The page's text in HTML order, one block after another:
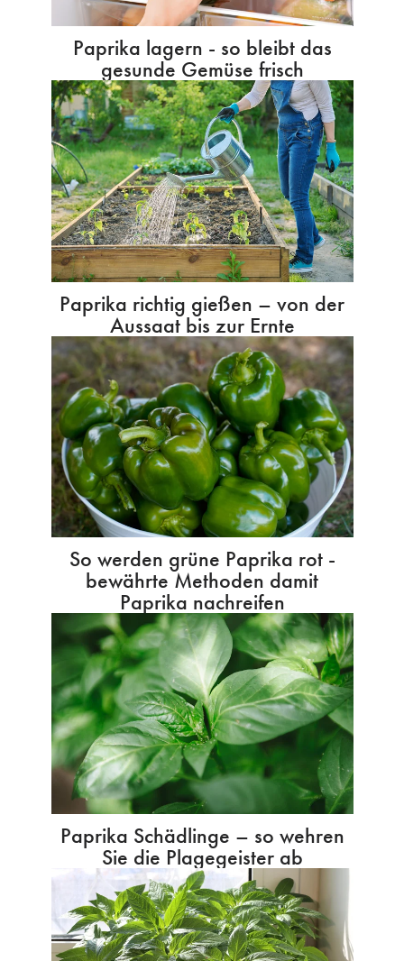
Paprika lagern - so bleibt das
gesunde Gemüse frisch
Paprika richtig gießen – von der
Aussaat bis zur Ernte
So werden grüne Paprika rot -
bewährte Methoden damit
Paprika nachreifen
Paprika Schädlinge – so wehren
Sie die Plagegeister ab